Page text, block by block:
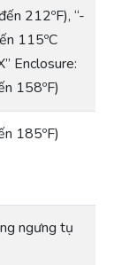
212ºF), “-
115ºC
Enclosure:
158ºF)
185ºF)
ngưng tụ